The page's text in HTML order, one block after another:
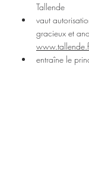
Tallende
vaut
gracieux et
entraîne le